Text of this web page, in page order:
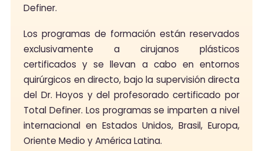
Definer.
Los programas de formación están reservados
exclusivamente a cirujanos plásticos
certificados y se llevan a cabo en entornos
quirúrgicos en directo, bajo la supervisión directa
del Dr. Hoyos y del profesorado certificado por
Total Definer. Los programas se imparten a nivel
internacional en Estados Unidos, Brasil, Europa,
Oriente Medio y América Latina.